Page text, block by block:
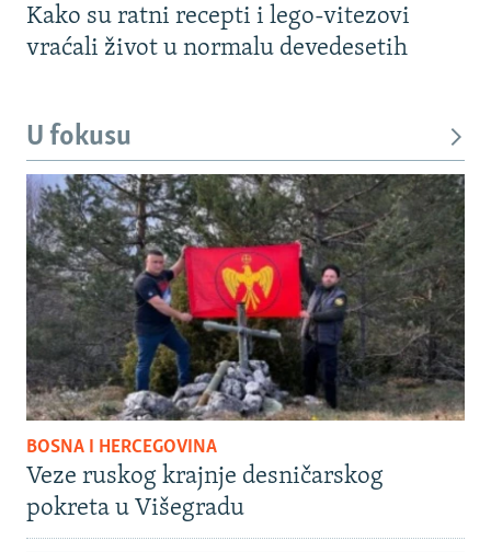
Kako su ratni recepti i lego-vitezovi
vraćali život u normalu devedesetih
U fokusu
BOSNA I HERCEGOVINA
Veze ruskog krajnje desničarskog
pokreta u Višegradu